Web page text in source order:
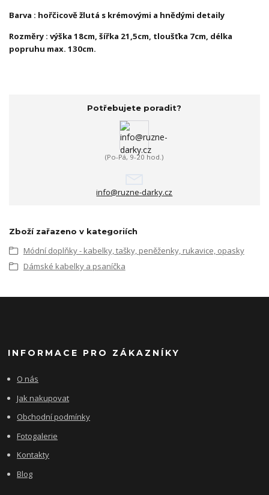
Barva : hořčicově žlutá s krémovými a hnědými detaily
Rozměry : výška 18cm, šířka 21,5cm, tloušťka 7cm, délka
popruhu max. 130cm.
Potřebujete poradit?
(Po-Pá, 9-20 hod.)
info@ruzne-darky.cz
Zboží zařazeno v kategoriích
Módní doplňky - kabelky, tašky, peněženky, rukavice, opasky
Dámské kabelky a psaníčka
INFORMACE PRO ZÁKAZNÍKY
O nás
Jak nakupovat
Obchodní podmínky
Fotogalerie
Kontakty
Blog